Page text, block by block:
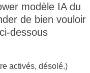
modèle IA du
de bien vouloir
dessous
activés, désolé.)